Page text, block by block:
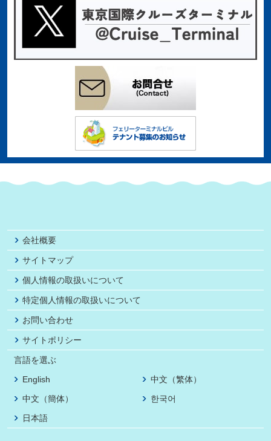
会社概要
サイトマップ
個人情報の取扱いについて
特定個人情報の取扱いについて
お問い合わせ
サイトポリシー
言語を選ぶ
English
中文（繁体）
中文（簡体）
한국어
日本語